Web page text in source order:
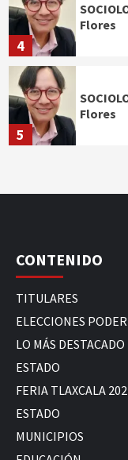
4
Flores
5
Flores
CONTENIDO
TITULARES
ELECCIONES
LO MÁS DESTACADO
ESTADO
FERIA TLAXCALA
ESTADO
MUNICIPIOS